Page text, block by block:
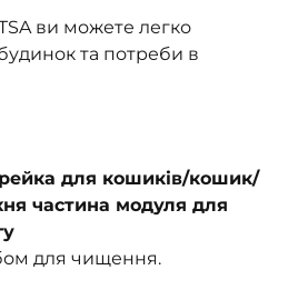
ви можете легко
та потреби в
для кошиків/кошик/
частина модуля для
для чищення.